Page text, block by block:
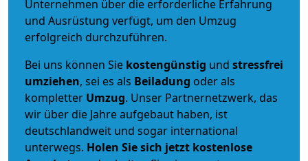
Unternehmen über die erforderliche Erfahrung
und Ausrüstung verfügt, um den Umzug
erfolgreich durchzuführen.
Bei uns können Sie kostengünstig und stressfrei
umziehen, sei es als Beiladung oder als
kompletter Umzug. Unser Partnernetzwerk, das
wir über die Jahre aufgebaut haben, ist
deutschlandweit und sogar international
unterwegs. Holen Sie sich jetzt kostenlose